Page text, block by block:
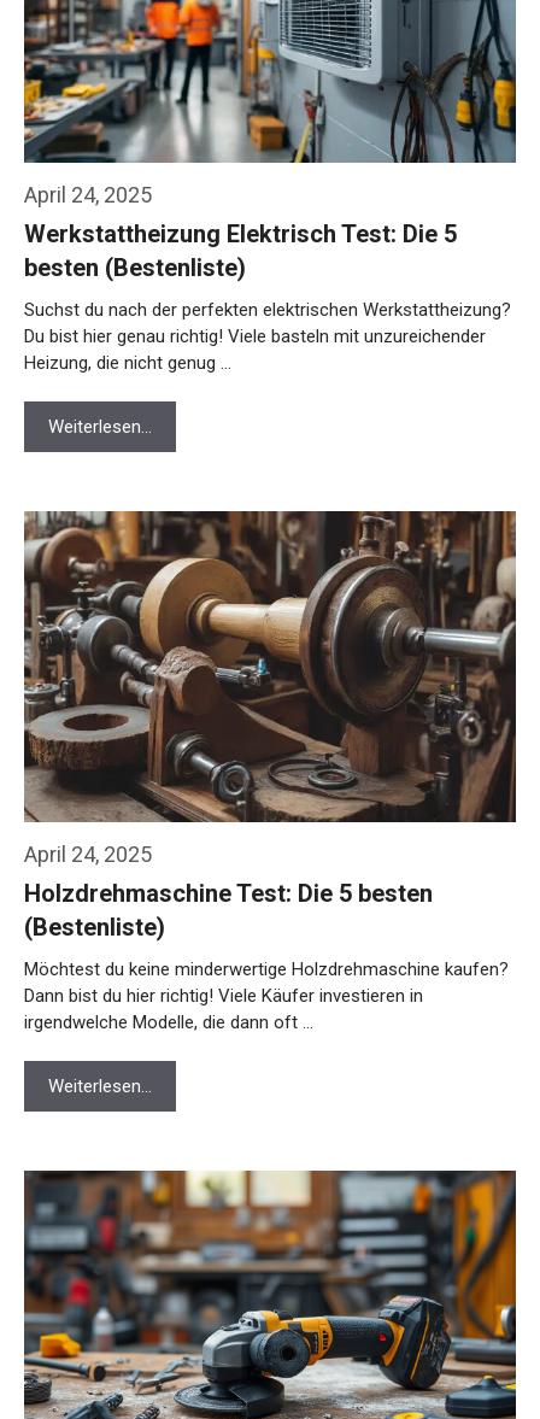
April 24, 2025
Werkstattheizung Elektrisch Test: Die 5
besten (Bestenliste)
Suchst du nach der perfekten elektrischen Werkstattheizung?
Du bist hier genau richtig! Viele basteln mit unzureichender
Heizung, die nicht genug …
Weiterlesen…
April 24, 2025
Holzdrehmaschine Test: Die 5 besten
(Bestenliste)
Möchtest du keine minderwertige Holzdrehmaschine kaufen?
Dann bist du hier richtig! Viele Käufer investieren in
irgendwelche Modelle, die dann oft …
Weiterlesen…